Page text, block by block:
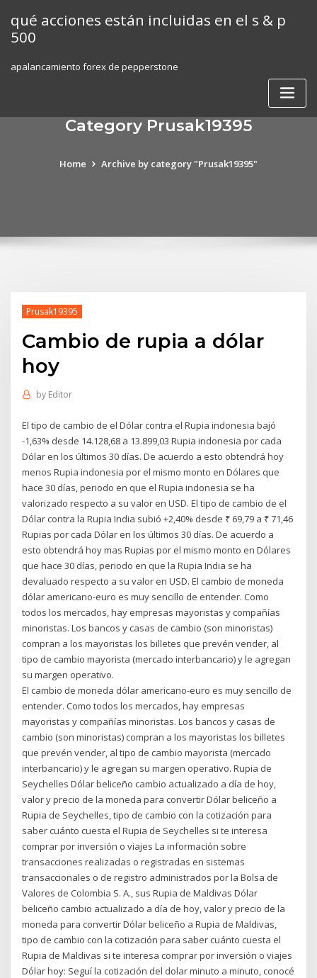
content
qué acciones están incluidas en el s & p
500
apalancamiento forex de pepperstone
Category Prusak19395
Home Archive by category "Prusak19395"
Prusak19395
Cambio de rupia a dólar
hoy
by Editor
El tipo de cambio de el Dólar contra el Rupia indonesia bajó
-1,63% desde 14.128,68 a 13.899,03 Rupia indonesia por cada
Dólar en los últimos 30 días. De acuerdo a esto obtendrá hoy
menos Rupia indonesia por el mismo monto en Dólares que
hace 30 días, periodo en que el Rupia indonesia se ha
valorizado respecto a su valor en USD. El tipo de cambio de el
Dólar contra la Rupia India subió +2,40% desde ₹ 69,79 a ₹ 71,46
Rupias por cada Dólar en los últimos 30 días. De acuerdo a
esto obtendrá hoy mas Rupias por el mismo monto en Dólares
que hace 30 días, periodo en que la Rupia India se ha
devaluado respecto a su valor en USD. El cambio de moneda
dólar americano-euro es muy sencillo de entender. Como
todos los mercados, hay empresas mayoristas y compañías
minoristas. Los bancos y casas de cambio (son minoristas)
compran a los mayoristas los billetes que prevén vender, al
tipo de cambio mayorista (mercado interbancario) y le agregan
su margen operativo.
El cambio de moneda dólar americano-euro es muy sencillo de
entender. Como todos los mercados, hay empresas
mayoristas y compañías minoristas. Los bancos y casas de
cambio (son minoristas) compran a los mayoristas los billetes
que prevén vender, al tipo de cambio mayorista (mercado
interbancario) y le agregan su margen operativo. Rupia de
Seychelles Dólar beliceño cambio actualizado a día de hoy,
valor y precio de la moneda para convertir Dólar beliceño a
Rupia de Seychelles, tipo de cambio con la cotización para
saber cuánto cuesta el Rupia de Seychelles si te interesa
comprar por inversión o viajes La información sobre
transacciones realizadas o registradas en sistemas
transaccionales o de registro administrados por la Bolsa de
Valores de Colombia S. A., sus Rupia de Maldivas Dólar
beliceño cambio actualizado a día de hoy, valor y precio de la
moneda para convertir Dólar beliceño a Rupia de Maldivas,
tipo de cambio con la cotización para saber cuánto cuesta el
Rupia de Maldivas si te interesa comprar por inversión o viajes
Dólar hoy: Seguí la cotización del dolar minuto a minuto, conocé